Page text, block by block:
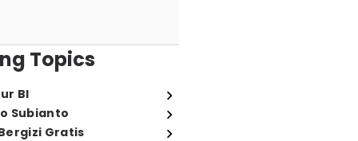
Topics
BI
Subianto
Gratis